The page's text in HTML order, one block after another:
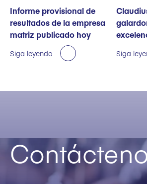
Informe provisional de
resultados de la empresa
matriz publicado hoy
Siga leyendo Siga